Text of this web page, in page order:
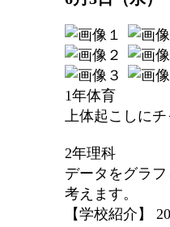
1年体育
上体起こしに
2年理科
データをグラ
考えます。
【学校紹介】